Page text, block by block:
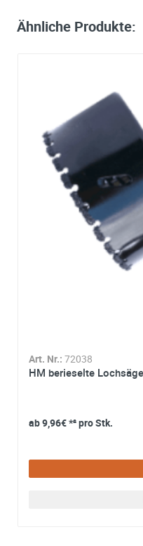
Bitte unterbreiten Sie
Bitte teilen Sie uns die
Ihre Anschrift
Firma:
Name*:
e-mail*:
Zustimmung zur
Ich stimme zu,
Kontaktformular
und verarbeitet
abgeschlossener
Ähnliche Produkte:
Art. Nr.: 72038
HM berieselte
ab9,96€*² pro Stk.